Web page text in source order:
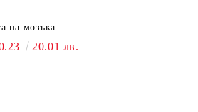
на мозъка
20.01 лв.